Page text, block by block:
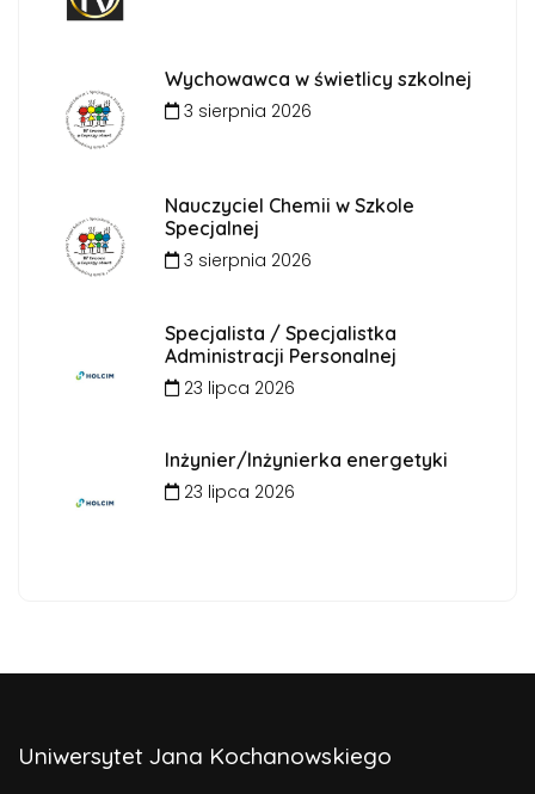
Wychowawca w świetlicy szkolnej
3 sierpnia 2026
Nauczyciel Chemii w Szkole
Specjalnej
3 sierpnia 2026
Specjalista / Specjalistka
Administracji Personalnej
23 lipca 2026
Inżynier/Inżynierka energetyki
23 lipca 2026
Uniwersytet Jana Kochanowskiego